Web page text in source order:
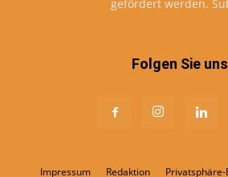
gefördert werden.
Folgen Sie uns
Impressum Redaktion